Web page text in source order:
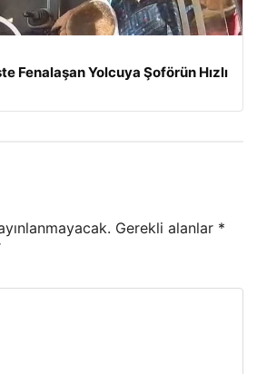
Fenalaşan Yolcuya Şoförün Hızlı
Gerekli alanlar *